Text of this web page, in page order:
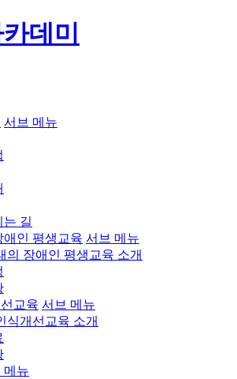
서브 메뉴
는 길
애인 평생교육 서브 메뉴
의 장애인 평생교육 소개
교육 서브 메뉴
식개선교육 소개
메뉴